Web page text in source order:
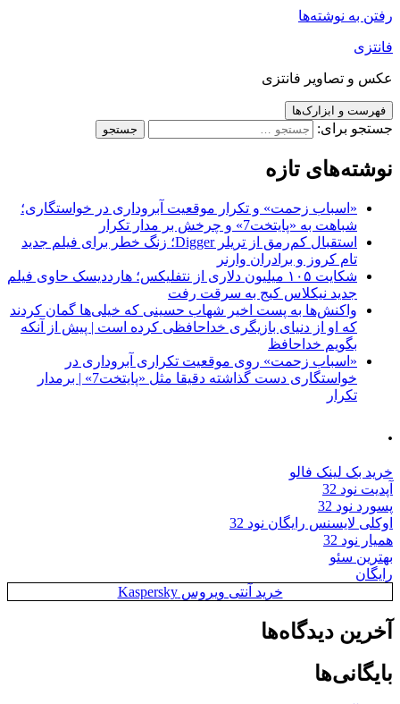
رفتن به نوشته‌ها
فانتزی
عکس و تصاویر فانتزی
فهرست و ابزارک‌ها
جستجو برای:
نوشته‌های تازه
«اسباب زحمت» و تکرار موقعیت آبروداری در خواستگاری؛
شباهت به «پایتخت7» و چرخش بر مدار تکرار
استقبال کم‌رمق از تریلر Digger؛ زنگ خطر برای فیلم جدید
تام کروز و برادران وارنر
شکایت ۱۰۵ میلیون دلاری از نتفلیکس؛ هارددیسک حاوی فیلم
جدید نیکلاس کیج به سرقت رفت
واکنش‌ها به پست اخیر شهاب حسینی که خیلی‌ها گمان کردند
که او از دنیای بازیگری خداحافظی کرده است | پیش از آنکه
بگویم خداحافظ
«اسباب زحمت» روی موقعیت تکراری آبروداری در
خواستگاری دست گذاشته دقیقا مثل «پایتخت7» | برمدار
تکرار
.
خرید بک لینک فالو
آپدیت نود 32
پسورد نود 32
اوکلی لایسنس رایگان نود 32
همیار نود 32
بهترین سئو
رایگان
خرید آنتی ویروس Kaspersky
آخرین دیدگاه‌ها
بایگانی‌ها